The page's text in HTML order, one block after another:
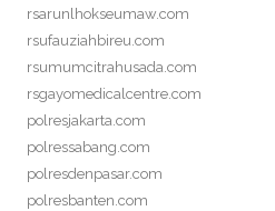
rsarunlhokseumaw.com
rsufauziahbireu.com
rsumumcitrahusada.com
rsgayomedicalcentre.com
polresjakarta.com
polressabang.com
polresdenpasar.com
polresbanten.com